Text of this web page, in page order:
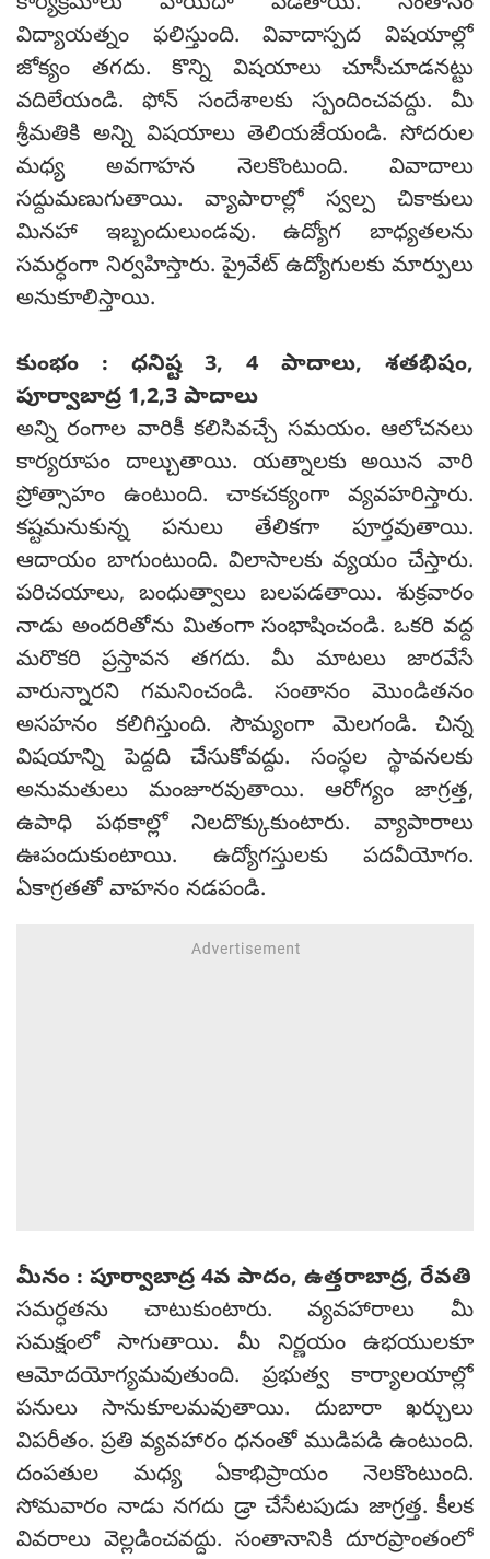
విద్యాయత్నం ఫలిస్తుంది. వివాదాస్పద విషయాల్లో
జోక్యం తగదు. కొన్ని విషయాలు చూసీచూడనట్టు
వదిలేయండి. ఫోన్ సందేశాలకు స్పందించవద్దు. మీ
శ్రీమతికి అన్ని విషయాలు తెలియజేయండి. సోదరుల
మధ్య అవగాహన నెలకొంటుంది. వివాదాలు
సద్దుమణుగుతాయి. వ్యాపారాల్లో స్వల్ప చికాకులు
మినహా ఇబ్బందులుండవు. ఉద్యోగ బాధ్యతలను
సమర్ధంగా నిర్వహిస్తారు. ప్రైవేట్ ఉద్యోగులకు మార్పులు
అనుకూలిస్తాయి.
కుంభం : ధనిష్ట 3, 4 పాదాలు, శతభిషం,
పూర్వాబాద్ర 1,2,3 పాదాలు
అన్ని రంగాల వారికీ కలిసివచ్చే సమయం. ఆలోచనలు
కార్యరూపం దాల్చుతాయి. యత్నాలకు అయిన వారి
ప్రోత్సాహం ఉంటుంది. చాకచక్యంగా వ్యవహరిస్తారు.
కష్టమనుకున్న పనులు తేలికగా పూర్తవుతాయి.
ఆదాయం బాగుంటుంది. విలాసాలకు వ్యయం చేస్తారు.
పరిచయాలు, బంధుత్వాలు బలపడతాయి. శుక్రవారం
నాడు అందరితోను మితంగా సంభాషించండి. ఒకరి వద్ద
మరొకరి ప్రస్తావన తగదు. మీ మాటలు జారవేసే
వారున్నారని గమనించండి. సంతానం మొండితనం
అసహనం కలిగిస్తుంది. సౌమ్యంగా మెలగండి. చిన్న
విషయాన్ని పెద్దది చేసుకోవద్దు. సంస్ధల స్థావనలకు
అనుమతులు మంజూరవుతాయి. ఆరోగ్యం జాగ్రత్త,
ఉపాధి పథకాల్లో నిలదొక్కుకుంటారు. వ్యాపారాలు
ఊపందుకుంటాయి. ఉద్యోగస్తులకు పదవీయోగం.
ఏకాగ్రతతో వాహనం నడపండి.
మీనం : పూర్వాబాద్ర 4వ పాదం, ఉత్తరాబాద్ర, రేవతి
సమర్ధతను చాటుకుంటారు. వ్యవహారాలు మీ
సమక్షంలో సాగుతాయి. మీ నిర్ణయం ఉభయులకూ
ఆమోదయోగ్యమవుతుంది. ప్రభుత్వ కార్యాలయాల్లో
పనులు సానుకూలమవుతాయి. దుబారా ఖర్చులు
విపరీతం. ప్రతి వ్యవహారం ధనంతో ముడిపడి ఉంటుంది.
దంపతుల మధ్య ఏకాభిప్రాయం నెలకొంటుంది.
సోమవారం నాడు నగదు డ్రా చేసేటపుడు జాగ్రత్త. కీలక
వివరాలు వెల్లడించవద్దు. సంతానానికి దూరప్రాంతంలో